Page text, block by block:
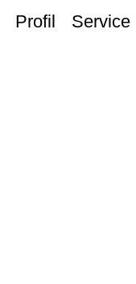
Profil Service